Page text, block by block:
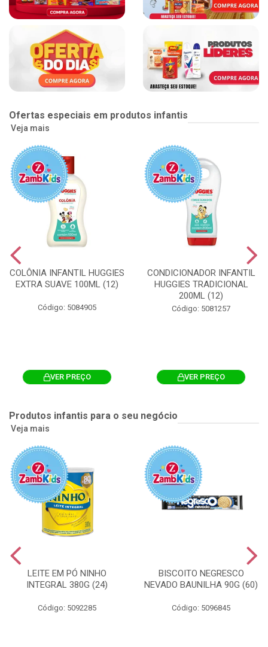
Ofertas especiais em produtos infantis
Veja mais
COLÔNIA INFANTIL HUGGIES
EXTRA SUAVE 100ML (12)
Código: 5084905
VER PREÇO
CONDICIONADOR INFANTIL
HUGGIES TRADICIONAL
200ML (12)
Código: 5081257
VER PREÇO
Produtos infantis para o seu negócio
Veja mais
LEITE EM PÓ NINHO
INTEGRAL 380G (24)
Código: 5092285
BISCOITO NEGRESCO
NEVADO BAUNILHA 90G (60)
Código: 5096845